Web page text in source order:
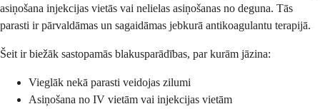
asiņošana injekcijas vietās vai nelielas asiņošanas no deguna. Tās
parasti ir pārvaldāmas un sagaidāmas jebkurā antikoagulantu terapijā.
Šeit ir biežāk sastopamās blakusparādības, par kurām jāzina:
Vieglāk nekā parasti veidojas zilumi
Asiņošana no IV vietām vai injekcijas vietām